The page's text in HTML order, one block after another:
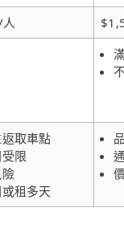
取車點
限
租多天